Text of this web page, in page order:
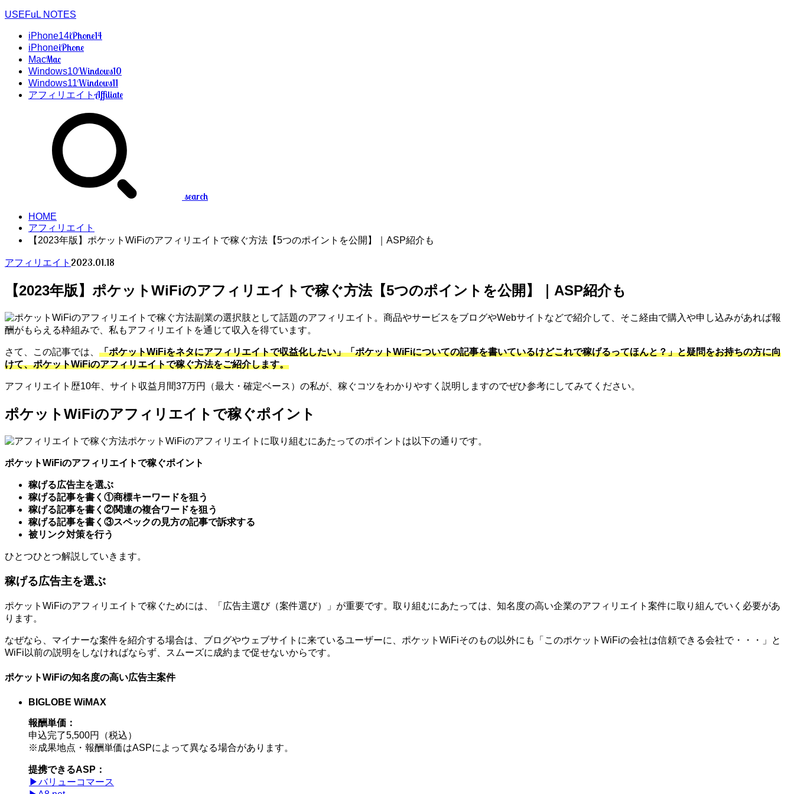
USEFuL NOTES
iPhone14iPhone14
iPhoneiPhone
MacMac
Windows10Windows10
Windows11Windows11
アフィリエイトAffiliate
search
HOME
アフィリエイト
【2023年版】ポケットWiFiのアフィリエイトで稼ぐ方法【5つのポイントを公開】｜ASP紹介も
アフィリエイト 2023.01.18
【2023年版】ポケットWiFiのアフィリエイトで稼ぐ方法【5つのポイントを公開】｜ASP紹介も
副業の選択肢として話題のアフィリエイト。商品やサービスをブログやWebサイトなどで紹介して、そこ経由で購入や申し込みがあれば報
酬がもらえる枠組みで、私もアフィリエイトを通じて収入を得ています。
さて、この記事では、 「ポケットWiFiをネタにアフィリエイトで収益化したい」「ポケットWiFiについての記事を書いているけどこれで稼げるってほんと？」と疑問をお持ちの方に向
けて、ポケットWiFiのアフィリエイトで稼ぐ方法をご紹介します。
アフィリエイト歴10年、サイト収益月間37万円（最大・確定ベース）の私が、稼ぐコツをわかりやすく説明しますのでぜひ参考にしてみてください。
ポケットWiFiのアフィリエイトで稼ぐポイント
ポケットWiFiのアフィリエイトに取り組むにあたってのポイントは以下の通りです。
ポケットWiFiのアフィリエイトで稼ぐポイント
稼げる広告主を選ぶ
稼げる記事を書く①商標キーワードを狙う
稼げる記事を書く②関連の複合ワードを狙う
稼げる記事を書く③スペックの見方の記事で訴求する
被リンク対策を行う
ひとつひとつ解説していきます。
稼げる広告主を選ぶ
ポケットWiFiのアフィリエイトで稼ぐためには、「広告主選び（案件選び）」が重要です。取り組むにあたっては、知名度の高い企業のアフィリエイト案件に取り組んでいく必要があ
ります。
なぜなら、マイナーな案件を紹介する場合は、ブログやウェブサイトに来ているユーザーに、ポケットWiFiそのもの以外にも「このポケットWiFiの会社は信頼できる会社で・・・」と
WiFi以前の説明をしなければならず、スムーズに成約まで促せないからです。
ポケットWiFiの知名度の高い広告主案件
BIGLOBE WiMAX
報酬単価：
申込完了5,500円（税込）
※成果地点・報酬単価はASPによって異なる場合があります。
提携できるASP：
▶︎バリューコマース